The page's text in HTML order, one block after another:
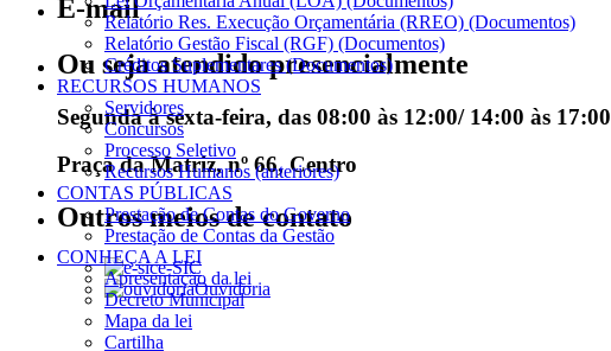
E-mail
Ou seja atendido presencialmente
Segunda à sexta-feira, das 08:00 às 12:00/ 14:00 às 17:00
Praça da Matriz, nº 66, Centro
Outros meios de contato
e-SIC
Ouvidoria
Relatório Res. Execução Orçamentária (RREO) (Documentos)
Relatório Gestão Fiscal (RGF) (Documentos)
Créditos Suplementares (Documentos)
RECURSOS HUMANOS
Servidores
Concursos
Processo Seletivo
Recursos Humanos (anteriores)
CONTAS PÚBLICAS
Prestação de Contas do Governo
Prestação de Contas da Gestão
CONHEÇA A LEI
Apresentação da lei
Decreto Municipal
Mapa da lei
Cartilha